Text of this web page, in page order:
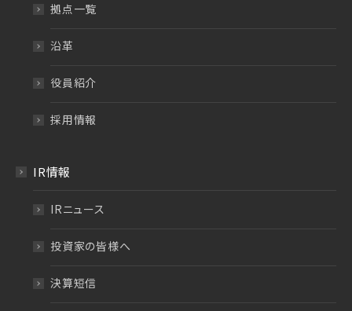
拠点一覧
沿革
役員紹介
採用情報
IR情報
IRニュース
投資家の皆様へ
決算短信